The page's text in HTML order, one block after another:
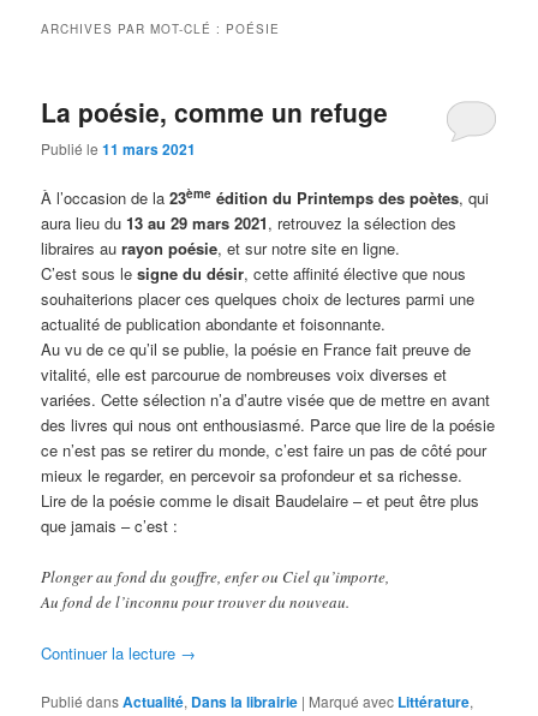
ARCHIVES PAR MOT-CLÉ : POÉSIE
La poésie, comme un refuge
Publié le11 mars 2021
À l’occasion de la23ème édition du Printemps des poètes, qui
aura lieu du13 au 29 mars 2021, retrouvez la sélection des
libraires aurayon poésie, et sur notre site en ligne.
C’est sous lesigne du désir, cette affinité élective que nous
souhaiterions placer ces quelques choix de lectures parmi une
actualité de publication abondante et foisonnante.
Au vu de ce qu’il se publie, la poésie en France fait preuve de
vitalité, elle est parcourue de nombreuses voix diverses et
variées. Cette sélection n’a d’autre visée que de mettre en avant
des livres qui nous ont enthousiasmé. Parce que lire de la poésie
ce n’est pas se retirer du monde, c’est faire un pas de côté pour
mieux le regarder, en percevoir sa profondeur et sa richesse.
Lire de la poésie comme le disait Baudelaire – et peut être plus
que jamais – c’est :
Plonger au fond du gouffre, enfer ou Ciel qu’importe,
Au fond de l’inconnu pour trouver du nouveau.
Continuer la lecture →
Publié dansActualité, Dans la librairie | Marqué avec Littérature,